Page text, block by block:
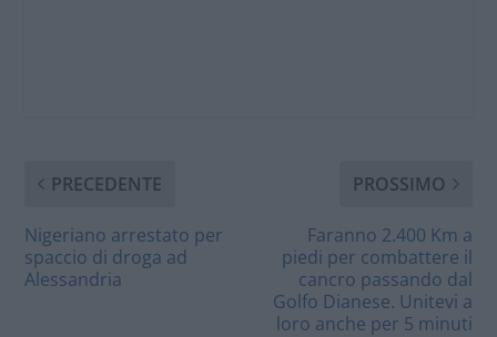
PRECEDENTE
Nigeriano arrestato per
spaccio di droga ad
Alessandria
PROSSIMO
Faranno 2.400 Km a
piedi per combattere il
cancro passando dal
Golfo Dianese. Unitevi a
loro anche per 5 minuti